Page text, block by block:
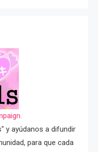
y ayúdanos a difundir
para que cada